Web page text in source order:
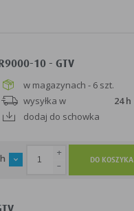
10 - GTV
w magazynach - 6 szt.
wysyłka w
24 h
dodaj do schowka
-
+
DO KOSZYKA